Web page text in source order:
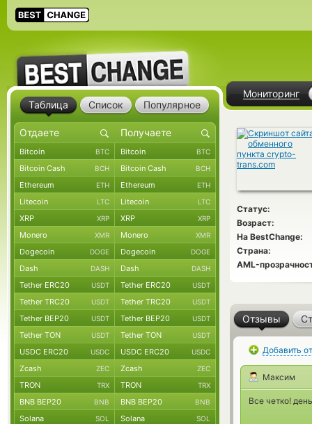
Мониторинг
Статус:
Возраст:
На BestChange:
Страна:
AML-
Отзывы
Добавить
Максим
Все четко!
Таблица Список Популярное
Bitcoin BTC Bitcoin BTC
Bitcoin Cash BCH Bitcoin Cash BCH
Ethereum ETH Ethereum ETH
Litecoin LTC Litecoin LTC
XRP XRP XRP XRP
Monero XMR Monero XMR
Dogecoin DOGE Dogecoin DOGE
Dash DASH Dash DASH
Tether ERC20 USDT Tether ERC20 USDT
Tether TRC20 USDT Tether TRC20 USDT
Tether BEP20 USDT Tether BEP20 USDT
Tether TON USDT Tether TON USDT
USDC ERC20 USDC USDC ERC20 USDC
Zcash ZEC Zcash ZEC
TRON TRX TRON TRX
BNB BEP20 BNB BNB BEP20 BNB
Solana SOL Solana SOL